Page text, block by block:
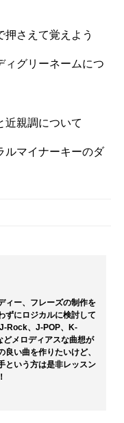
さえて覚えよう
ィグリーネームにつ
近親調について
ルマイナーキーのダ
ィー、フレーズの制作を
ずにロジカルに検討して
Rock、J-POP、K-
メロディアスな曲想が
良い曲を作りたいけど、
という方は是非レッスン